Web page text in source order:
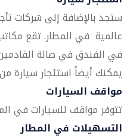
ستجد بالإضافة إلى شركات
عالمية في المطار. تقع
في الفندق في صالة
يمكنك أيضاً استئجار سيارة
مواقف السيارات
تتوفر مواقف للسيارات في
التسهيلات في المطار